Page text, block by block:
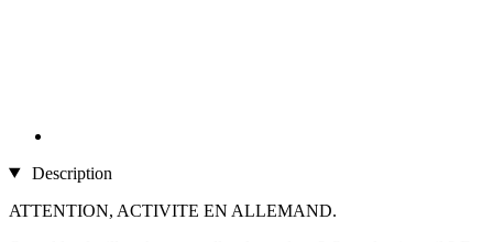
Description
ATTENTION, ACTIVITE EN ALLEMAND.